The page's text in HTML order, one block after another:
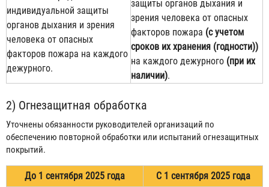
индивидуальной защиты
органов дыхания и зрения
человека от опасных
факторов пожара на каждого
дежурного.
защиты органов дыхания и
зрения человека от опасных
факторов пожара (с учетом
сроков их хранения (годности))
на каждого дежурного (при их
наличии).
2) Огнезащитная обработка
Уточнены обязанности руководителей организаций по
обеспечению повторной обработки или испытаний огнезащитных
покрытий.
До 1 сентября 2025 года
С 1 сентября 2025 года